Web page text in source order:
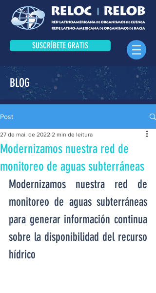
SUSCRÍBETE GRATIS
BLOG
Post
Modernizamos nuestra red de
monitoreo de aguas subterráneas
27 de mai. de 2022 2 min de leitura
Modernizamos nuestra red de
monitoreo de aguas subterráneas
para generar información continua
sobre la disponibilidad del recurso
hídrico